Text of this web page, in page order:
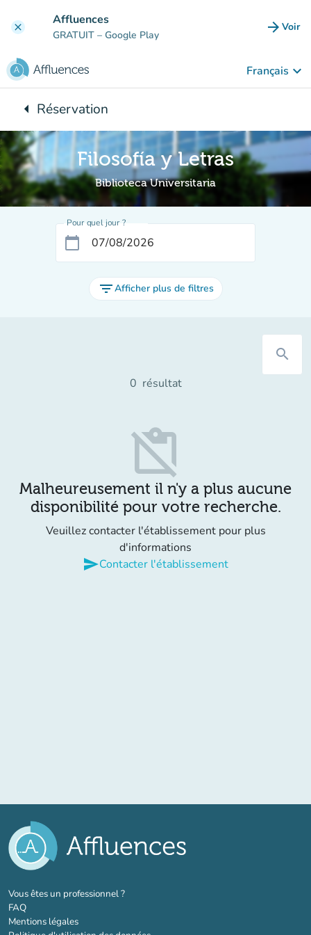
clear Affluences
GRATUIT – Google Play arrow_forward Voir
Français keyboard_arrow_down
arrow_leftRetour à :
Réservation
Filosofía y Letras
Biblioteca Universitaria
Pour quel jour ?
calendar_today
filter_listAfficher plus de filtres
search
0 résultat
content_paste_off
Malheureusement il n'y a plus aucune
disponibilité pour votre recherche.
Veuillez contacter l'établissement pour plus
d'informations
sendContacter l'établissement
Vous êtes un professionnel ?(nouvel onglet)
FAQ
Mentions légales